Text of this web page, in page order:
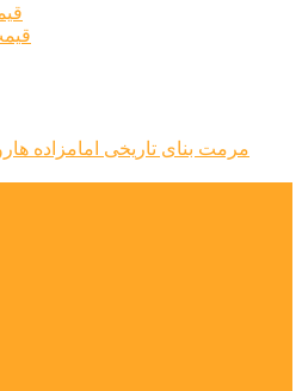
مرمت بنای تاریخی امامزاده